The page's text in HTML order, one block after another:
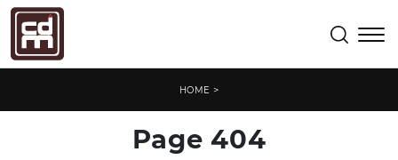
HOME >
Page 404